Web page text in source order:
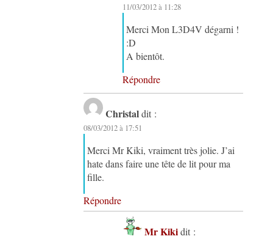
11/03/2012 à 11:28
Merci Mon L3D4V dégarni !
:D
A bientôt.
Répondre
Christal dit :
08/03/2012 à 17:51
Merci Mr Kiki, vraiment très jolie. J’ai
hate dans faire une tête de lit pour ma
fille.
Répondre
Mr Kiki dit :